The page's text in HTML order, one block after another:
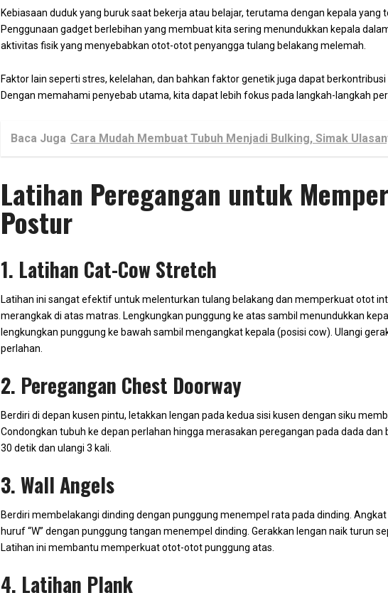
Kebiasaan duduk yang buruk saat bekerja atau belajar, terutama dengan kepala yang
Penggunaan gadget berlebihan yang membuat kita sering menundukkan kepala
aktivitas fisik yang menyebabkan otot-otot penyangga tulang belakang melemah.
Faktor lain seperti stres, kelelahan, dan bahkan faktor genetik juga dapat berkontribusi
Dengan memahami penyebab utama, kita dapat lebih fokus pada langkah-langkah
Baca Juga Cara Mudah Membuat Tubuh Menjadi Bulking, Simak
Latihan Peregangan untuk
Postur
1. Latihan Cat-Cow Stretch
Latihan ini sangat efektif untuk melenturkan tulang belakang dan memperkuat otot
merangkak di atas matras. Lengkungkan punggung ke atas sambil menundukkan
lengkungkan punggung ke bawah sambil mengangkat kepala (posisi cow). Ulangi
perlahan.
2. Peregangan Chest Doorway
Berdiri di depan kusen pintu, letakkan lengan pada kedua sisi kusen dengan siku
Condongkan tubuh ke depan perlahan hingga merasakan peregangan pada dada dan
30 detik dan ulangi 3 kali.
3. Wall Angels
Berdiri membelakangi dinding dengan punggung menempel rata pada dinding.
huruf “W” dengan punggung tangan menempel dinding. Gerakkan lengan naik turun
Latihan ini membantu memperkuat otot-otot punggung atas.
4. Latihan Plank